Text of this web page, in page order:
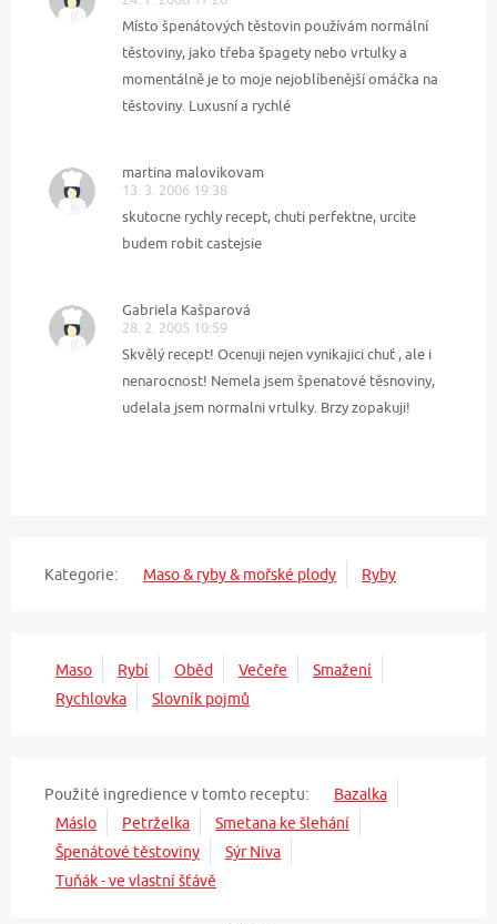
Místo špenátových těstovin používám normální
těstoviny, jako třeba špagety nebo vrtulky a
momentálně je to moje nejoblíbenější omáčka na
těstoviny. Luxusní a rychlé
martina malovikovam
13. 3. 2006 19:38
skutocne rychly recept, chuti perfektne, urcite
budem robit castejsie
Gabriela Kašparová
28. 2. 2005 10:59
Skvělý recept! Ocenuji nejen vynikajici chuť , ale i
nenarocnost! Nemela jsem špenatové těsnoviny,
udelala jsem normalni vrtulky. Brzy zopakuji!
Kategorie: Maso & ryby & mořské plody Ryby
Maso Rybí Oběd Večeře
Smažení
Rychlovka
Slovník pojmů
Použité ingredience v tomto receptu:
Bazalka
Máslo
Petrželka
Smetana ke šlehání
Špenátové těstoviny
Sýr Niva
Tuňák - ve vlastní šťávě